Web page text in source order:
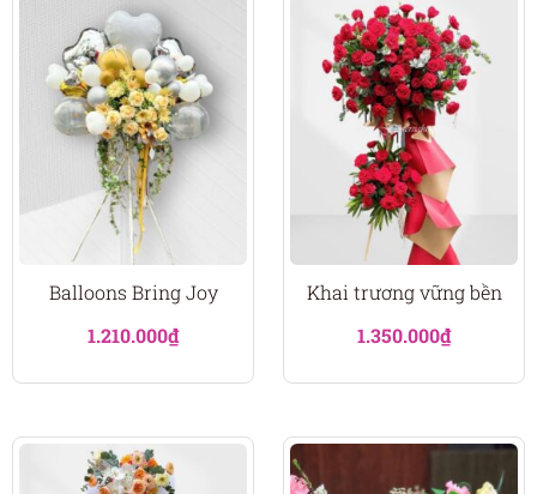
Balloons Bring Joy
1.210.000₫
Khai trương vững bền
1.350.000₫